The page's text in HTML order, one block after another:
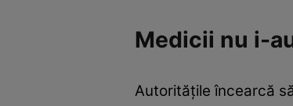
Medicii nu i-
Autoritățile încearcă